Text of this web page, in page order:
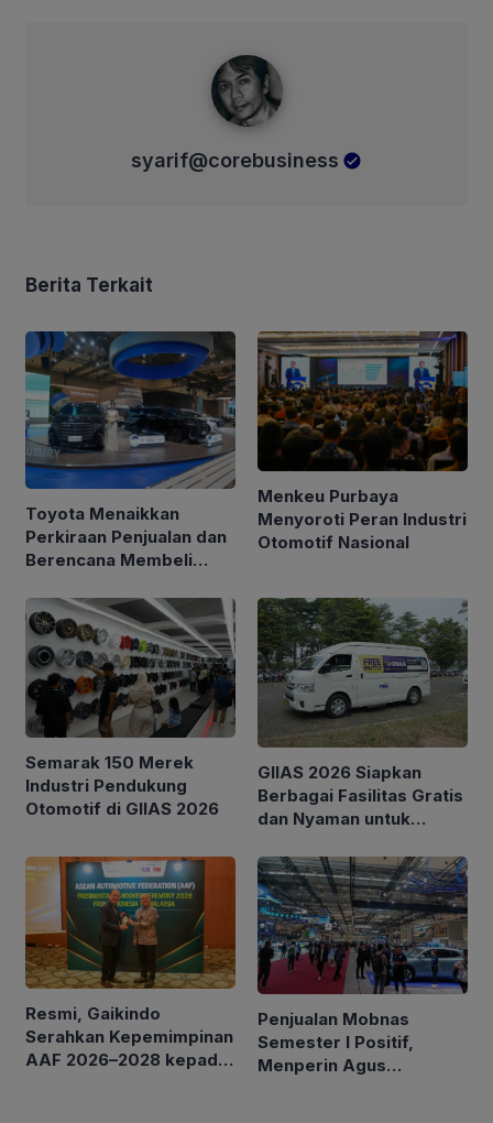
syarif@corebusiness
Berita Terkait
Toyota Menaikkan
Perkiraan Penjualan dan
Berencana Membeli
$6 Miliar
Menkeu Purbaya
Menyoroti Peran Industri
Otomotif Nasional
Semarak 150 Merek
Industri Pendukung
Otomotif di GIIAS 2026
GIIAS 2026 Siapkan
Berbagai Fasilitas Gratis
dan Nyaman untuk
Resmi, Gaikindo
Serahkan Kepemimpinan
AAF 2026–2028 kepada
Penjualan Mobnas
Semester I Positif,
Menperin Agus